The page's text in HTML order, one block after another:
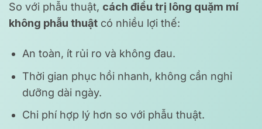
So với phẫu thuật, cách điều trị lông quặm mí
không phẫu thuật có nhiều lợi thế:
An toàn, ít rủi ro và không đau.
Thời gian phục hồi nhanh, không cần nghỉ
dưỡng dài ngày.
Chi phí hợp lý hơn so với phẫu thuật.